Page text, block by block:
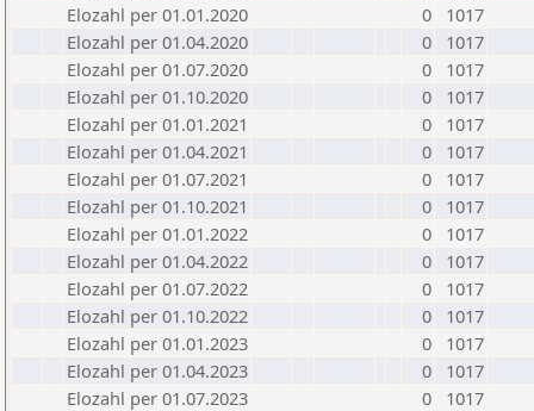
Elozahl per 01.01.2020
0
1017
Elozahl per 01.04.2020
0
1017
Elozahl per 01.07.2020
0
1017
Elozahl per 01.10.2020
0
1017
Elozahl per 01.01.2021
0
1017
Elozahl per 01.04.2021
0
1017
Elozahl per 01.07.2021
0
1017
Elozahl per 01.10.2021
0
1017
Elozahl per 01.01.2022
0
1017
Elozahl per 01.04.2022
0
1017
Elozahl per 01.07.2022
0
1017
Elozahl per 01.10.2022
0
1017
Elozahl per 01.01.2023
0
1017
Elozahl per 01.04.2023
0
1017
Elozahl per 01.07.2023
0
1017